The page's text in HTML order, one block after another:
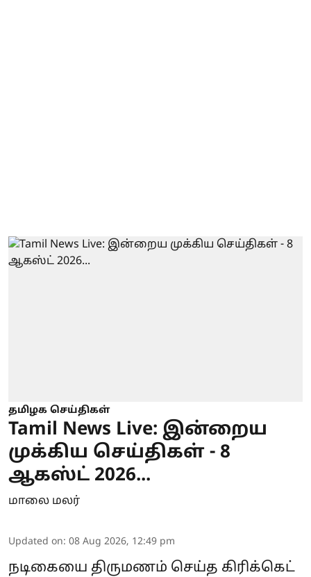
தமிழக செய்திகள்
Tamil News Live: இன்றைய
முக்கிய செய்திகள் - 8
ஆகஸ்ட் 2026...
மாலை மலர்
Updated on: 08 Aug 2026, 12:49 pm
நடிகையை திருமணம் செய்த கிரிக்கெட்